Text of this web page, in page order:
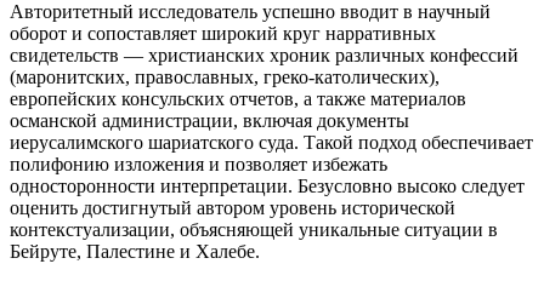
Авторитетный исследователь успешно вводит в научный
оборот и сопоставляет широкий круг нарративных
свидетельств — христианских хроник различных конфессий
(маронитских, православных, греко-католических),
европейских консульских отчетов, а также материалов
османской администрации, включая документы
иерусалимского шариатского суда. Такой подход обеспечивает
полифонию изложения и позволяет избежать
односторонности интерпретации. Безусловно высоко следует
оценить достигнутый автором уровень исторической
контекстуализации, объясняющей уникальные ситуации в
Бейруте, Палестине и Халебе.